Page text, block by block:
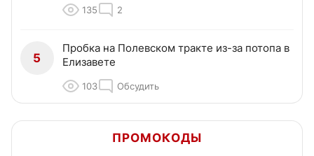
135 2
5
Пробка на Полевском тракте из-за потопа в
Елизавете
103 Обсудить
ПРОМОКОДЫ